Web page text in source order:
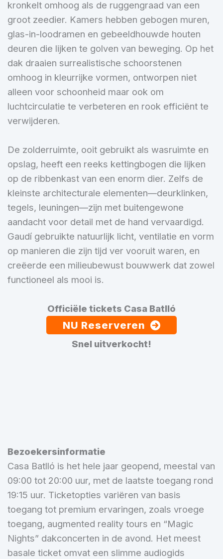
kronkelt omhoog als de ruggengraad van een
groot zeedier. Kamers hebben gebogen muren,
glas-in-loodramen en gebeeldhouwde houten
deuren die lijken te golven van beweging. Op het
dak draaien surrealistische schoorstenen
omhoog in kleurrijke vormen, ontworpen niet
alleen voor schoonheid maar ook om
luchtcirculatie te verbeteren en rook efficiënt te
verwijderen.
De zolderruimte, ooit gebruikt als wasruimte en
opslag, heeft een reeks kettingbogen die lijken
op de ribbenkast van een enorm dier. Zelfs de
kleinste architecturale elementen—deurklinken,
tegels, leuningen—zijn met buitengewone
aandacht voor detail met de hand vervaardigd.
Gaudí gebruikte natuurlijk licht, ventilatie en vorm
op manieren die zijn tijd ver vooruit waren, en
creëerde een milieubewust bouwwerk dat zowel
functioneel als mooi is.
Officiële tickets Casa Batlló
NU Reserveren
Snel uitverkocht!
Bezoekersinformatie
Casa Batlló is het hele jaar geopend, meestal van
09:00 tot 20:00 uur, met de laatste toegang rond
19:15 uur. Ticketopties variëren van basis
toegang tot premium ervaringen, zoals vroege
toegang, augmented reality tours en “Magic
Nights” dakconcerten in de avond. Het meest
basale ticket omvat een slimme audiogids